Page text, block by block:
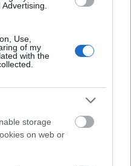
Use,
of my
with the
storage
on web or
, betegápolási,
kezdetleges oldal, de
érhető el.
szitter
és több, mint
van.” Célja egy